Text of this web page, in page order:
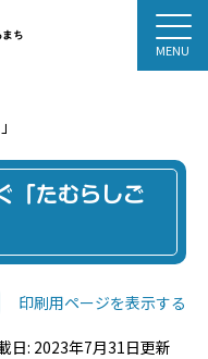
まち
「たむらしご
印刷用ページを表示する
日: 2023年7月31日更新